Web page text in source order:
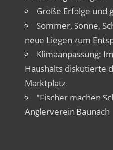
Große Erfolge und
Sommer, Sonne,
neue Liegen zum
Klimaanpassung:
Haushalts diskutierte
Marktplatz
"Fischer machen
Anglerverein Baunach